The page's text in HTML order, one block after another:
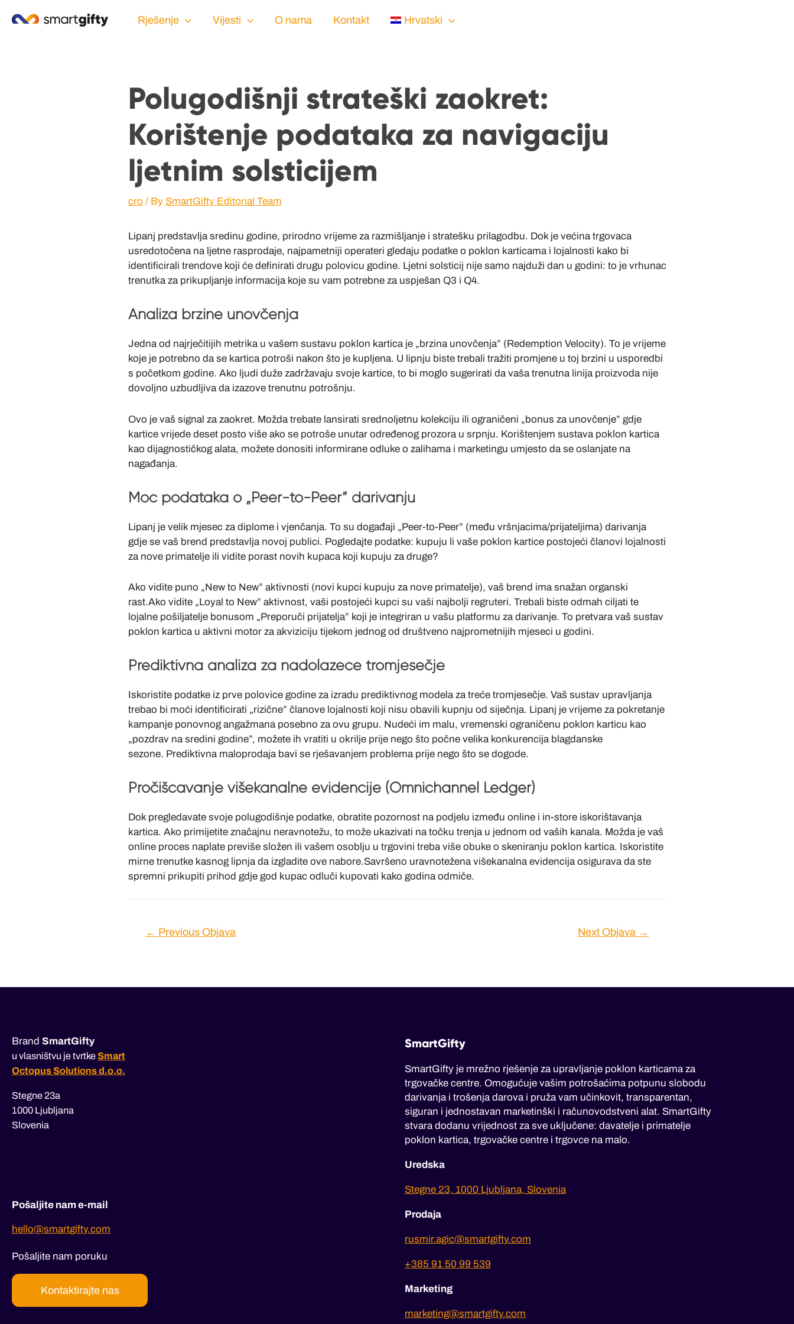
Rješenje Vijesti O nama Kontakt Hrvatski
Polugodišnji strateški zaokret:
Korištenje podataka za navigaciju
ljetnim solsticijem
cro / By SmartGifty Editorial Team
Lipanj predstavlja sredinu godine, prirodno vrijeme za razmišljanje i stratešku prilagodbu. Dok je većina trgovaca
usredotočena na ljetne rasprodaje, najpametniji operateri gledaju podatke o poklon karticama i lojalnosti kako bi
identificirali trendove koji će definirati drugu polovicu godine. Ljetni solsticij nije samo najduži dan u godini: to je vrhunac
trenutka za prikupljanje informacija koje su vam potrebne za uspješan Q3 i Q4.
Analiza brzine unovčenja
Jedna od najrječitijih metrika u vašem sustavu poklon kartica je „brzina unovčenja” (Redemption Velocity). To je vrijeme
koje je potrebno da se kartica potroši nakon što je kupljena. U lipnju biste trebali tražiti promjene u toj brzini u usporedbi
s početkom godine. Ako ljudi duže zadržavaju svoje kartice, to bi moglo sugerirati da vaša trenutna linija proizvoda nije
dovoljno uzbudljiva da izazove trenutnu potrošnju.
Ovo je vaš signal za zaokret. Možda trebate lansirati srednoljetnu kolekciju ili ograničeni „bonus za unovčenje” gdje
kartice vrijede deset posto više ako se potroše unutar određenog prozora u srpnju. Korištenjem sustava poklon kartica
kao dijagnostičkog alata, možete donositi informirane odluke o zalihama i marketingu umjesto da se oslanjate na
nagađanja.
Moć podataka o „Peer-to-Peer” darivanju
Lipanj je velik mjesec za diplome i vjenčanja. To su događaji „Peer-to-Peer” (među vršnjacima/prijateljima) darivanja
gdje se vaš brend predstavlja novoj publici. Pogledajte podatke: kupuju li vaše poklon kartice postojeći članovi lojalnosti
za nove primatelje ili vidite porast novih kupaca koji kupuju za druge?
Ako vidite puno „New to New” aktivnosti (novi kupci kupuju za nove primatelje), vaš brend ima snažan organski
rast.Ako vidite „Loyal to New” aktivnost, vaši postojeći kupci su vaši najbolji regruteri. Trebali biste odmah ciljati te
lojalne pošiljatelje bonusom „Preporuči prijatelja” koji je integriran u vašu platformu za darivanje. To pretvara vaš sustav
poklon kartica u aktivni motor za akviziciju tijekom jednog od društveno najprometnijih mjeseci u godini.
Prediktivna analiza za nadolazeće tromjesečje
Iskoristite podatke iz prve polovice godine za izradu prediktivnog modela za treće tromjesečje. Vaš sustav upravljanja
trebao bi moći identificirati „rizične” članove lojalnosti koji nisu obavili kupnju od siječnja. Lipanj je vrijeme za pokretanje
kampanje ponovnog angažmana posebno za ovu grupu. Nudeći im malu, vremenski ograničenu poklon karticu kao
„pozdrav na sredini godine”, možete ih vratiti u okrilje prije nego što počne velika konkurencija blagdanske
sezone. Prediktivna maloprodaja bavi se rješavanjem problema prije nego što se dogode.
Pročišćavanje višekanalne evidencije (Omnichannel Ledger)
Dok pregledavate svoje polugodišnje podatke, obratite pozornost na podjelu između online i in-store iskorištavanja
kartica. Ako primijetite značajnu neravnotežu, to može ukazivati na točku trenja u jednom od vaših kanala. Možda je vaš
online proces naplate previše složen ili vašem osoblju u trgovini treba više obuke o skeniranju poklon kartica. Iskoristite
mirne trenutke kasnog lipnja da izgladite ove nabore.Savršeno uravnotežena višekanalna evidencija osigurava da ste
spremni prikupiti prihod gdje god kupac odluči kupovati kako godina odmiče.
Navigacija
← Previous Objava Next Objava →
Brand SmartGifty
u vlasništvu je tvrtkeSmart
Octopus Solutions d.o.o.
Stegne 23a
1000 Ljubljana
Slovenia
Pošaljite nam e-mail
hello@smartgifty.com
Pošaljite nam poruku
Kontaktirajte nas
SmartGifty
SmartGifty je mrežno rješenje za upravljanje poklon karticama za
trgovačke centre. Omogućuje vašim potrošaćima potpunu slobodu
darivanja i trošenja darova i pruža vam učinkovit, transparentan,
siguran i jednostavan marketinški i računovodstveni alat. SmartGifty
stvara dodanu vrijednost za sve uključene: davatelje i primatelje
poklon kartica, trgovačke centre i trgovce na malo.
Uredska
Stegne 23, 1000 Ljubljana, Slovenia
Prodaja
rusmir.agic@smartgifty.com
+385 91 50 99 539
Marketing
marketing@smartgifty.com